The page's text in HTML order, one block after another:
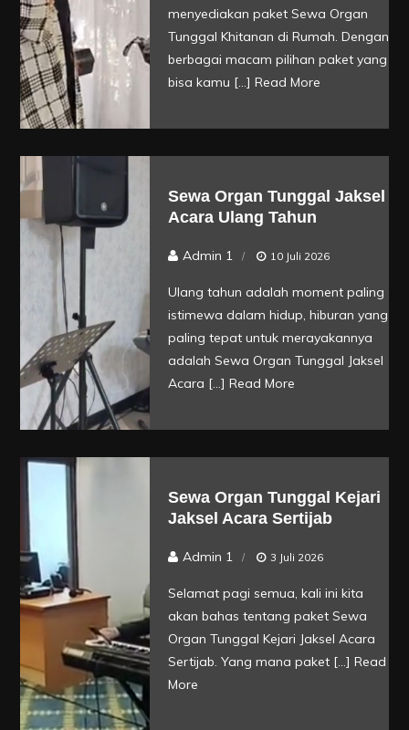
menyediakan paket Sewa Organ
Tunggal Khitanan di Rumah. Dengan
berbagai macam pilihan paket yang
bisa kamu […] Read More
Sewa Organ Tunggal Jaksel
Acara Ulang Tahun
Admin 1 10 Juli 2026
Ulang tahun adalah moment paling
istimewa dalam hidup, hiburan yang
paling tepat untuk merayakannya
adalah Sewa Organ Tunggal Jaksel
Acara […] Read More
Sewa Organ Tunggal Kejari
Jaksel Acara Sertijab
Admin 1 3 Juli 2026
Selamat pagi semua, kali ini kita
akan bahas tentang paket Sewa
Organ Tunggal Kejari Jaksel Acara
Sertijab. Yang mana paket […] Read
More